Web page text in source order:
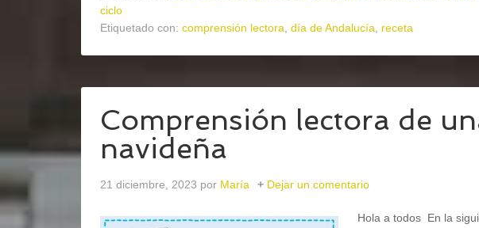
ciclo
Etiquetado con: comprensión lectora día de Andalucía receta
Comprensión lectora de
navideña
21 diciembre, 2023 por María Dejar un comentario
Hola a todos En la